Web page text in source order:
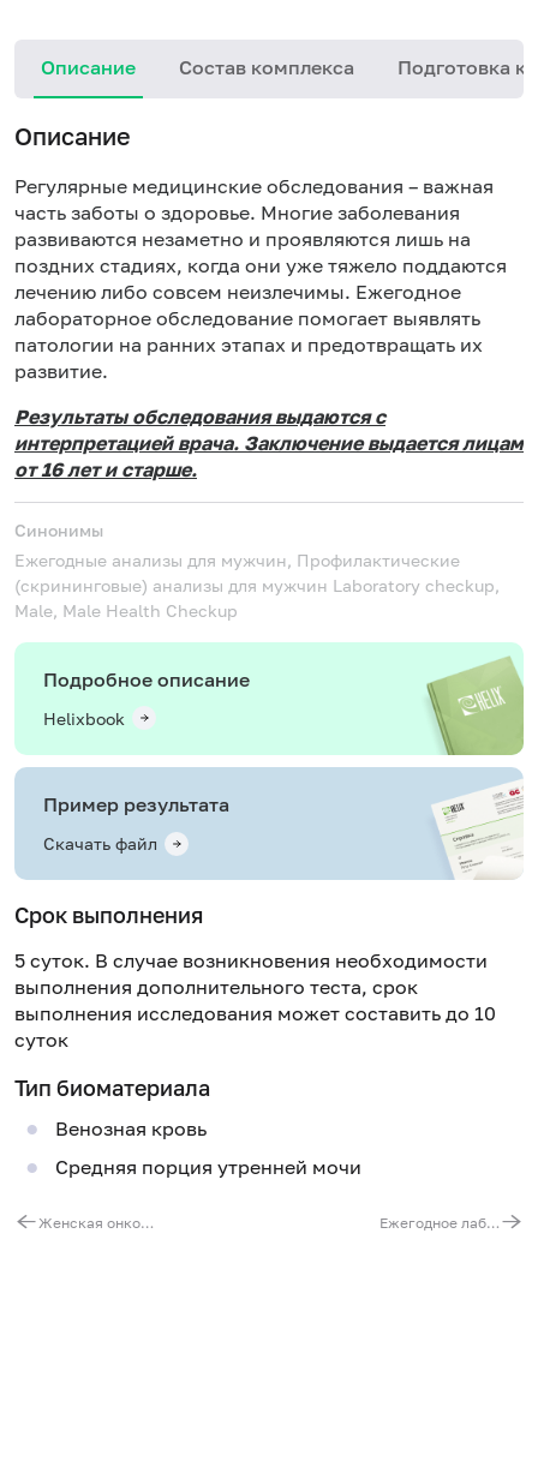
Описание Состав комплекса Подготовка к
Описание
Регулярные медицинские обследования – важная
часть заботы о здоровье. Многие заболевания
развиваются незаметно и проявляются лишь на
поздних стадиях, когда они уже тяжело поддаются
лечению либо совсем неизлечимы. Ежегодное
лабораторное обследование помогает выявлять
патологии на ранних этапах и предотвращать их
развитие.
Результаты обследования выдаются с
интерпретацией врача. Заключение выдается лицам
от 16 лет и старше.
Синонимы
Ежегодные анализы для мужчин, Профилактические
(скрининговые) анализы для мужчин Laboratory checkup,
Male, Male Health Checkup
Подробное описание
Helixbook
Пример результата
Скачать файл
Срок выполнения
5 суток. В случае возникновения необходимости
выполнения дополнительного теста, срок
выполнения исследования может составить до 10
суток
Тип биоматериала
Венозная кровь
Средняя порция утренней мочи
Женская онкология Ежегодное лабораторное обследование женщин